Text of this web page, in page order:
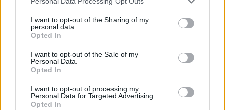
not limited to your visit or usage behaviour. You may click to
grant or deny consent to Google and its third-party tags to
use your data for below specified purposes in below Google
consent section.
I want to opt-out of the Sharing of my
personal data.
Opted In
I want to opt-out of the Sale of my
Personal Data.
Opted In
I want to opt-out of processing my
Personal Data for Targeted Advertising.
Opted In
spazio, ma potrebbe anche salvare vite sulla Terra!
AUTORE